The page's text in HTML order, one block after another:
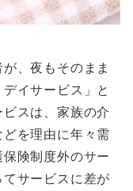
、夜もそのまま
イサービス」と
スは、家族の介
を理由に年々需
険制度外のサー
サービスに差が